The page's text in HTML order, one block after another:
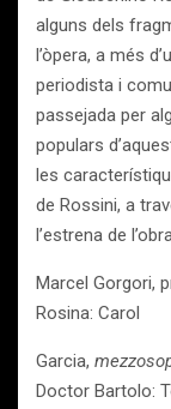
alguns dels
l’òpera, a més
periodista i
passejada per
populars
les
de Rossini, a
l’estrena de
Marcel Gorgori,
Rosina: Carol
Garcia,
Doctor Bartolo: